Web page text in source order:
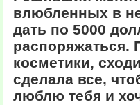
влюбленных в
дать по 5000
распоряжаться.
косметики,
сделала все,
люблю тебя и